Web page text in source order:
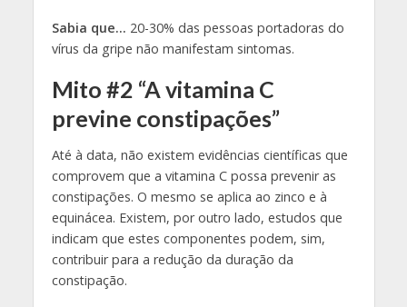
Sabia que… 20-30% das pessoas portadoras do
vírus da gripe não manifestam sintomas.
Mito #2 “A vitamina C
previne constipações”
Até à data, não existem evidências científicas que
comprovem que a vitamina C possa prevenir as
constipações. O mesmo se aplica ao zinco e à
equinácea. Existem, por outro lado, estudos que
indicam que estes componentes podem, sim,
contribuir para a redução da duração da
constipação.